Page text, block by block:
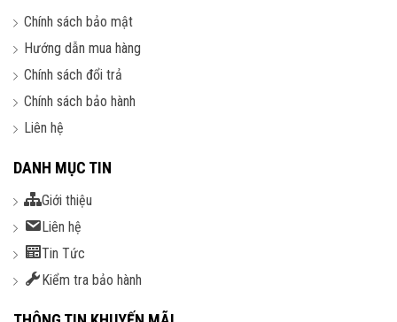
Chính sách bảo mật
Hướng dẫn mua hàng
Chính sách đổi trả
Chính sách bảo hành
Liên hệ
DANH MỤC TIN
Giới thiệu
Liên hệ
Tin Tức
Kiểm tra bảo hành